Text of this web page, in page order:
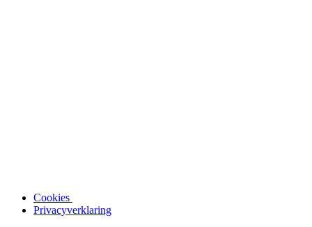
Cookies
Privacyverklaring